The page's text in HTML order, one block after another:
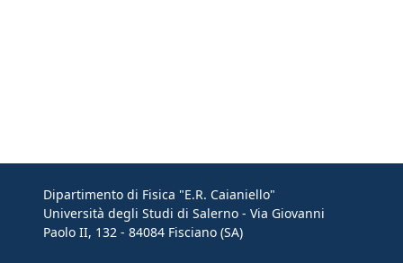
Dipartimento di Fisica "E.R. Caianiello"
Università degli Studi di Salerno - Via Giovanni
Paolo II, 132 - 84084 Fisciano (SA)